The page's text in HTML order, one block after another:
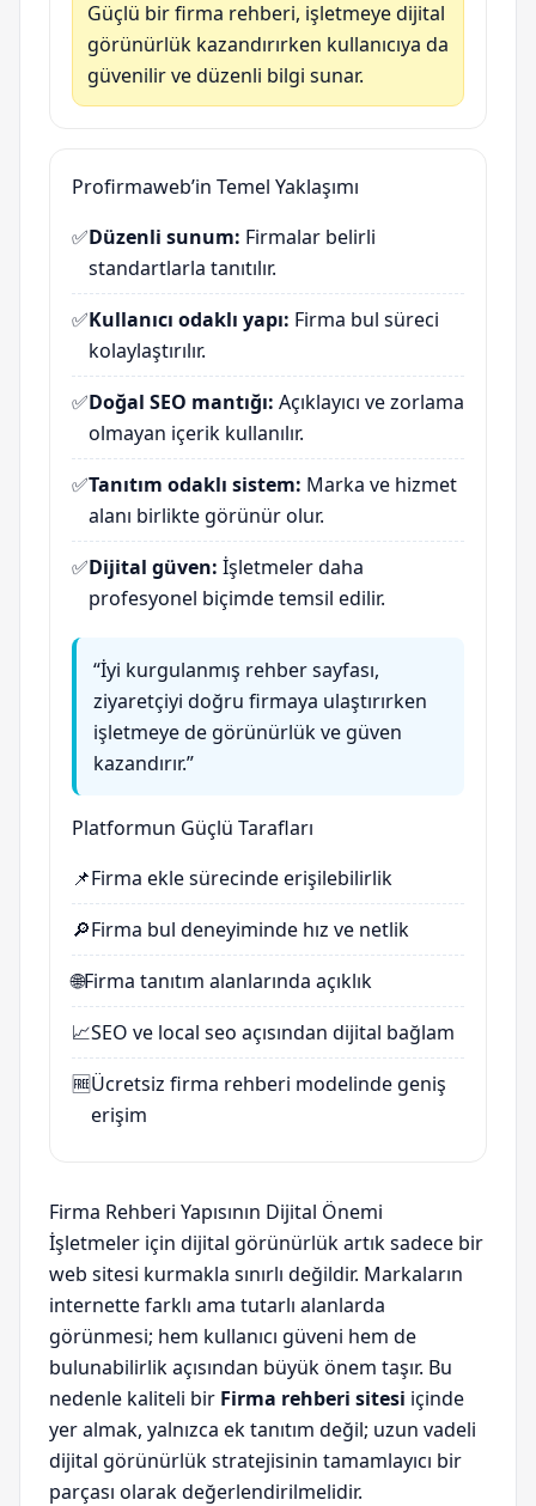
Güçlü bir firma rehberi, işletmeye dijital
görünürlük kazandırırken kullanıcıya da
güvenilir ve düzenli bilgi sunar.
Profirmaweb’in Temel Yaklaşımı
✅Düzenli sunum: Firmalar belirli
standartlarla tanıtılır.
✅Kullanıcı odaklı yapı: Firma bul süreci
kolaylaştırılır.
✅Doğal SEO mantığı: Açıklayıcı ve zorlama
olmayan içerik kullanılır.
✅Tanıtım odaklı sistem: Marka ve hizmet
alanı birlikte görünür olur.
✅Dijital güven: İşletmeler daha
profesyonel biçimde temsil edilir.
“İyi kurgulanmış rehber sayfası,
ziyaretçiyi doğru firmaya ulaştırırken
işletmeye de görünürlük ve güven
kazandırır.”
Platformun Güçlü Tarafları
📌Firma ekle sürecinde erişilebilirlik
🔎Firma bul deneyiminde hız ve netlik
🌐Firma tanıtım alanlarında açıklık
📈SEO ve local seo açısından dijital bağlam
🆓Ücretsiz firma rehberi modelinde geniş
erişim
Firma Rehberi Yapısının Dijital Önemi
İşletmeler için dijital görünürlük artık sadece bir
web sitesi kurmakla sınırlı değildir. Markaların
internette farklı ama tutarlı alanlarda
görünmesi; hem kullanıcı güveni hem de
bulunabilirlik açısından büyük önem taşır. Bu
nedenle kaliteli bir Firma rehberi sitesi içinde
yer almak, yalnızca ek tanıtım değil; uzun vadeli
dijital görünürlük stratejisinin tamamlayıcı bir
parçası olarak değerlendirilmelidir.